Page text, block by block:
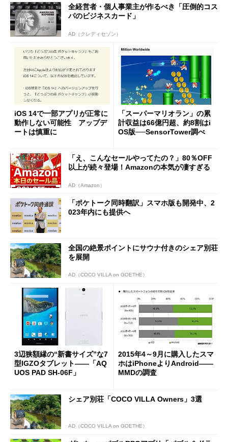
全経営者・個人事業主が作るべき「圧倒的コス
パのビジネスカード」
AD（クレディセゾン）
iOS 14で一部アプリが正常に
動作しない可能性 アップデ
ートは慎重に
「スーパーマリオラン」の累
計収益は66億円超、約8割はi
OS版──SensorTower調べ
「え、こんなセールやってたの？」80％OFF
以上が続々登場！Amazonの本気が凄すぎる
AD（Amazon）
「ポケトーク同時翻訳」スマホ版も開発中、2
023年内にも提供へ
全国の絶景ポイントにサウナ付きのシェア別荘
を展開
AD（COCO VILLA on GOETHE）
3辺狭額縁の“新書サイズ”な7
型IGZOタブレット――「AQ
UOS PAD SH-06F」
2015年4～9月に購入したスマ
ホはiPhoneよりAndroid――
MMDの調査
シェア別荘「COCO VILLA Owners」3選
AD（COCO VILLA on GOETHE）